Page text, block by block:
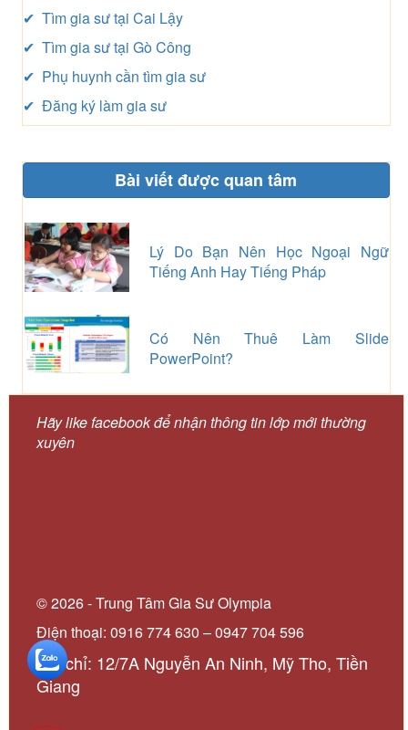
✔ Tìm gia sư tại Cai Lậy
✔ Tìm gia sư tại Gò Công
✔ Phụ huynh cần tìm gia sư
✔ Đăng ký làm gia sư
Bài viết được quan tâm
Lý Do Bạn Nên Học Ngoại Ngữ
Tiếng Anh Hay Tiếng Pháp
Có Nên Thuê Làm Slide
PowerPoint?
Hãy like facebook để nhận thông tin lớp mới thường
xuyên
© 2026 - Trung Tâm Gia Sư Olympia
Điện thoại: 0916 774 630 – 0947 704 596
Địa chỉ: 12/7A Nguyễn An Ninh, Mỹ Tho, Tiền
Giang